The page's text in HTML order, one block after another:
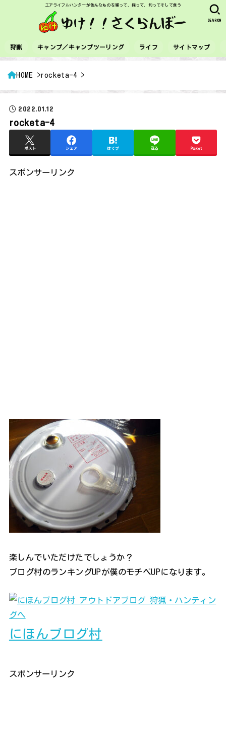
エアライフルハンターが色んなものを獲って、採って、釣ってそして食う
狩猟 キャンプ／キャンプツーリング ライフ サイトマップ
SEARCH
HOME rocketa-4
2022.01.12
rocketa-4
ポスト シェア はてブ 送る Pocket
スポンサーリンク
楽しんでいただけたでしょうか？
ブログ村のランキングUPが僕のモチベUPになります。
にほんブログ村
スポンサーリンク